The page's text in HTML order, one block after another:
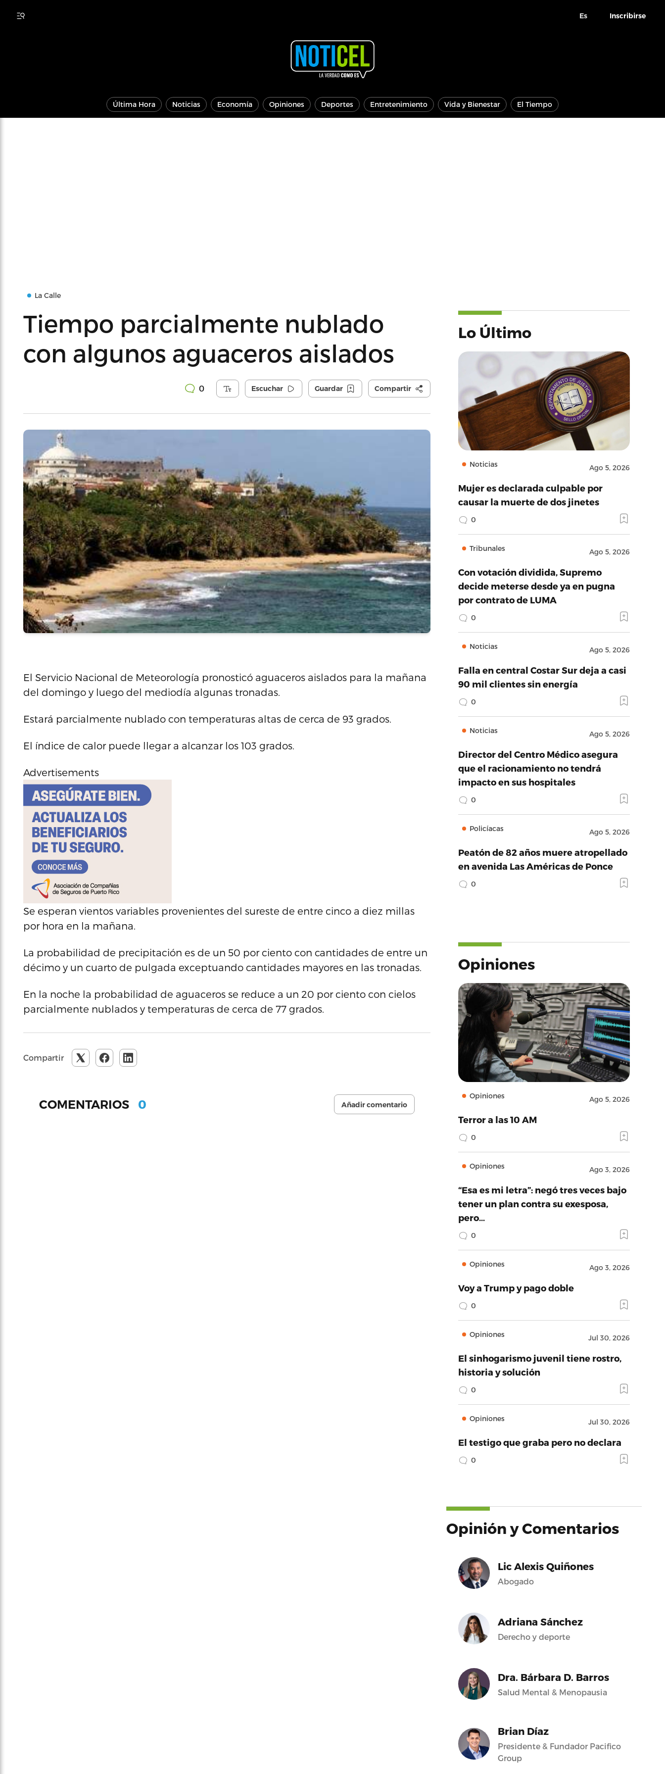
Es Inscribirse
Última Hora Noticias Economía Opiniones Deportes Entretenimiento Vida y Bienestar El Tiempo
La Calle
Tiempo parcialmente nublado
con algunos aguaceros aislados
0 Escuchar Guardar Compartir
El Servicio Nacional de Meteorología pronosticó aguaceros aislados para la mañana
del domingo y luego del mediodía algunas tronadas.
Estará parcialmente nublado con temperaturas altas de cerca de 93 grados.
El índice de calor puede llegar a alcanzar los 103 grados.
Advertisements
Se esperan vientos variables provenientes del sureste de entre cinco a diez millas
por hora en la mañana.
La probabilidad de precipitación es de un 50 por ciento con cantidades de entre un
décimo y un cuarto de pulgada exceptuando cantidades mayores en las tronadas.
En la noche la probabilidad de aguaceros se reduce a un 20 por ciento con cielos
parcialmente nublados y temperaturas de cerca de 77 grados.
Compartir
COMENTARIOS 0 Añadir comentario
Lo Último
Noticias Ago 5, 2026
Mujer es declarada culpable por
causar la muerte de dos jinetes
0
Tribunales Ago 5, 2026
Con votación dividida, Supremo
decide meterse desde ya en pugna
por contrato de LUMA
0
Noticias Ago 5, 2026
Falla en central Costar Sur deja a casi
90 mil clientes sin energía
0
Noticias Ago 5, 2026
Director del Centro Médico asegura
que el racionamiento no tendrá
impacto en sus hospitales
0
Policíacas Ago 5, 2026
Peatón de 82 años muere atropellado
en avenida Las Américas de Ponce
0
Opiniones
Opiniones Ago 5, 2026
Terror a las 10 AM
0
Opiniones Ago 3, 2026
“Esa es mi letra”: negó tres veces bajo
tener un plan contra su exesposa,
pero…
0
Opiniones Ago 3, 2026
Voy a Trump y pago doble
0
Opiniones Jul 30, 2026
El sinhogarismo juvenil tiene rostro,
historia y solución
0
Opiniones Jul 30, 2026
El testigo que graba pero no declara
0
Opinión y Comentarios
Lic Alexis Quiñones
Abogado
Adriana Sánchez
Derecho y deporte
Dra. Bárbara D. Barros
Salud Mental & Menopausia
Brian Díaz
Presidente & Fundador Pacifico
Group